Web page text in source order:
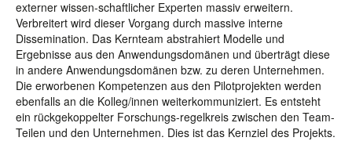
externer wissen-schaftlicher Experten massiv erweitern.
Verbreitert wird dieser Vorgang durch massive interne
Dissemination. Das Kernteam abstrahiert Modelle und
Ergebnisse aus den Anwendungsdomänen und überträgt diese
in andere Anwendungsdomänen bzw. zu deren Unternehmen.
Die erworbenen Kompetenzen aus den Pilotprojekten werden
ebenfalls an die Kolleg/innen weiterkommuniziert. Es entsteht
ein rückgekoppelter Forschungs-regelkreis zwischen den Team-
Teilen und den Unternehmen. Dies ist das Kernziel des Projekts.